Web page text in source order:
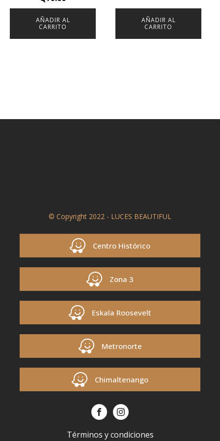
AÑADIR AL
CARRITO
AÑADIR AL
CARRITO
© Copyright 2022 - LUCES BEAUTIFUL
Centro Histórico
Zona 3
Eskala Roosevelt
Metronorte
Chimaltenango
Términos y condiciones